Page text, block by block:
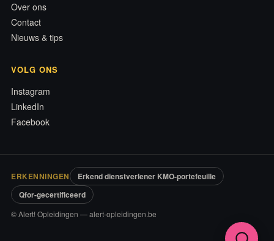
Over ons
Contact
Nieuws & tips
VOLG ONS
Instagram
LinkedIn
Facebook
ERKENNINGEN
Erkend dienstverlener KMO-portefeuille
Qfor-gecertificeerd
© Alert! Opleidingen — alert-opleidingen.be